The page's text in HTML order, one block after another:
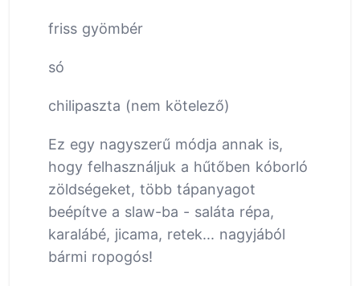
friss gyömbér
só
chilipaszta (nem kötelező)
Ez egy nagyszerű módja annak is,
hogy felhasználjuk a hűtőben kóborló
zöldségeket, több tápanyagot
beépítve a slaw-ba - saláta répa,
karalábé, jicama, retek... nagyjából
bármi ropogós!